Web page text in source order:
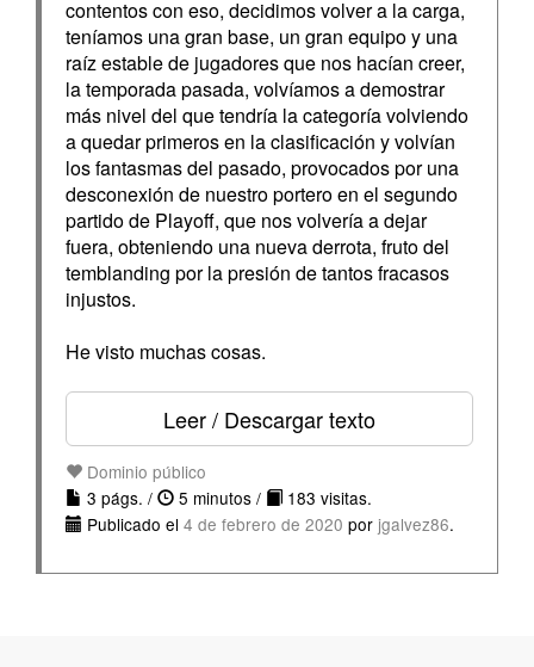
contentos con eso, decidimos volver a la carga,
teníamos una gran base, un gran equipo y una
raíz estable de jugadores que nos hacían creer,
la temporada pasada, volvíamos a demostrar
más nivel del que tendría la categoría volviendo
a quedar primeros en la clasificación y volvían
los fantasmas del pasado, provocados por una
desconexión de nuestro portero en el segundo
partido de Playoff, que nos volvería a dejar
fuera, obteniendo una nueva derrota, fruto del
temblanding por la presión de tantos fracasos
injustos.
He visto muchas cosas.
Leer / Descargar texto
Dominio público
3 págs. /
5 minutos /
183 visitas.
Publicado el 4 de febrero de 2020 por jgalvez86.